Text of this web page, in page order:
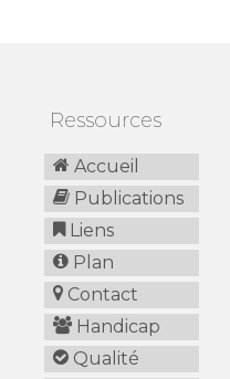
Ressources
Accueil
Publications
Liens
Plan
Contact
Handicap
Qualité